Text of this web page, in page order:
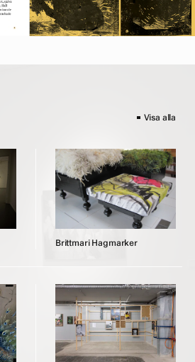
Visa alla
Brittmari Hagmarker